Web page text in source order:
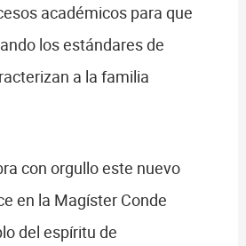
académicos para que
los estándares de
a la familia
con orgullo este nuevo
en la Magíster Conde
del espíritu de